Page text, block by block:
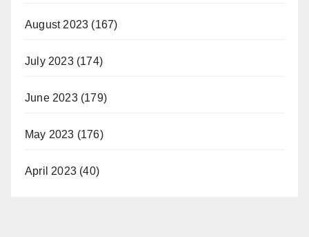
August 2023 (167)
July 2023(174)
June 2023(179)
May 2023 (176)
April 2023 (40)